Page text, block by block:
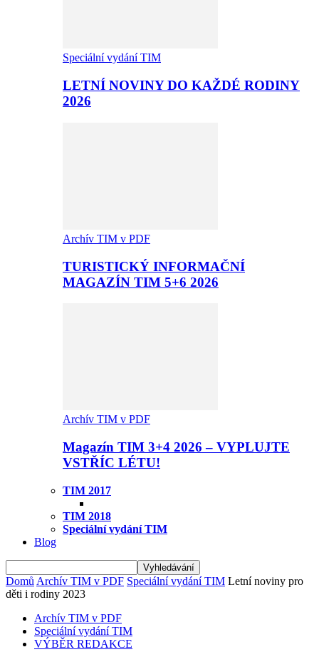
Speciální vydání TIM
LETNÍ NOVINY DO KAŽDÉ RODINY
2026
Archív TIM v PDF
TURISTICKÝ INFORMAČNÍ
MAGAZÍN TIM 5+6 2026
Archív TIM v PDF
Magazín TIM 3+4 2026 – VYPLUJTE
VSTŘÍC LÉTU!
TIM 2017
TIM 2018
Speciální vydání TIM
Blog
Domů Archív TIM v PDF Speciální vydání TIM Letní noviny pro
děti i rodiny 2023
Archív TIM v PDF
Speciální vydání TIM
VÝBĚR REDAKCE